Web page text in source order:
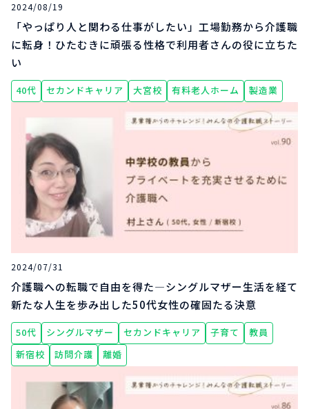
2024/08/19
「やっぱり人と関わる仕事がしたい」工場勤務から介護職
に転身！ひたむきに頑張る性格で利用者さんの役に立ちた
い
40代 セカンドキャリア 大宮校 有料老人ホーム 製造業
2024/07/31
介護職への転職で自由を得た―シングルマザー生活を経て
新たな人生を歩み出した50代女性の確固たる決意
50代 シングルマザー セカンドキャリア 子育て
教員
新宿校
訪問介護 離婚